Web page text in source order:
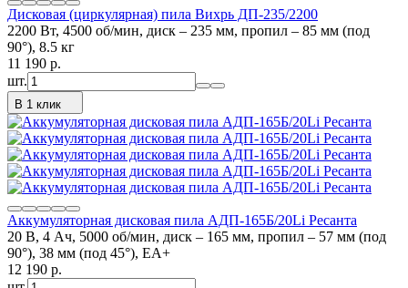
Дисковая (циркулярная) пила Вихрь ДП-235/2200
2200 Вт, 4500 об/мин, диск – 235 мм, пропил – 85 мм (под
90°), 8.5 кг
11 190 p.
шт.
В 1 клик
Аккумуляторная дисковая пила АДП-165Б/20Li Ресанта
20 В, 4 Ач, 5000 об/мин, диск – 165 мм, пропил – 57 мм (под
90°), 38 мм (под 45°), ЕА+
12 190 p.